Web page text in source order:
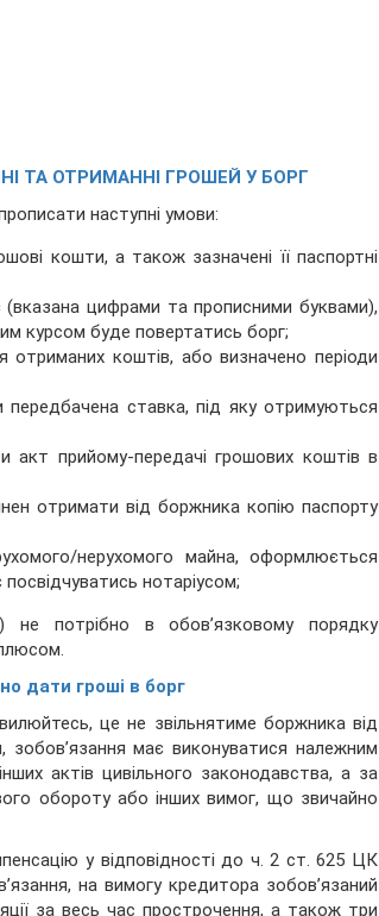
ТА ОТРИМАННІ ГРОШЕЙ У БОРГ
наступні умови:
кошти, а також зазначені її паспортні
цифрами та прописними буквами),
курсом буде повертатись борг;
отриманих коштів, або визначено періоди
ставка, під яку отримуються
акт прийому-передачі грошових коштів в
отримати від боржника копію паспорту
нерухомого майна, оформлюється
нотаріусом;
не потрібно в обов’язковому порядку
дати гроші в борг
це не звільнятиме боржника від
має виконуватися належним
актів цивільного законодавства, а за
обороту або інших вимог, що звичайно
у відповідності до ч. 2 ст. 625 ЦК
на вимогу кредитора зобов’язаний
за весь час прострочення, а також три